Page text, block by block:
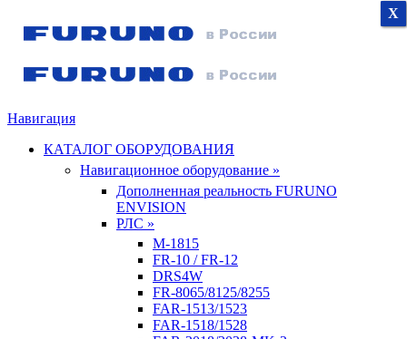
Навигация
КАТАЛОГ ОБОРУДОВАНИЯ
Навигационное оборудование »
Дополненная реальность FURUNO
ENVISION
РЛС »
M-1815
FR-10 / FR-12
DRS4W
FR-8065/8125/8255
FAR-1513/1523
FAR-1518/1528
X
X
X